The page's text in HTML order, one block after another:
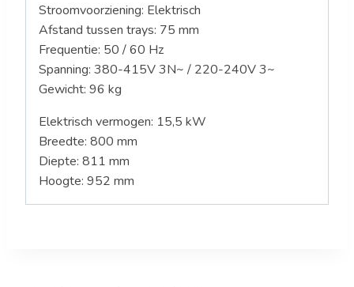
Stroomvoorziening: Elektrisch
Afstand tussen trays: 75 mm
Frequentie: 50 / 60 Hz
Spanning: 380-415V 3N~ / 220-240V 3~
Gewicht: 96 kg
Elektrisch vermogen: 15,5 kW
Breedte: 800 mm
Diepte: 811 mm
Hoogte: 952 mm